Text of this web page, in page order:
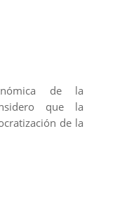
de la
que la
de la